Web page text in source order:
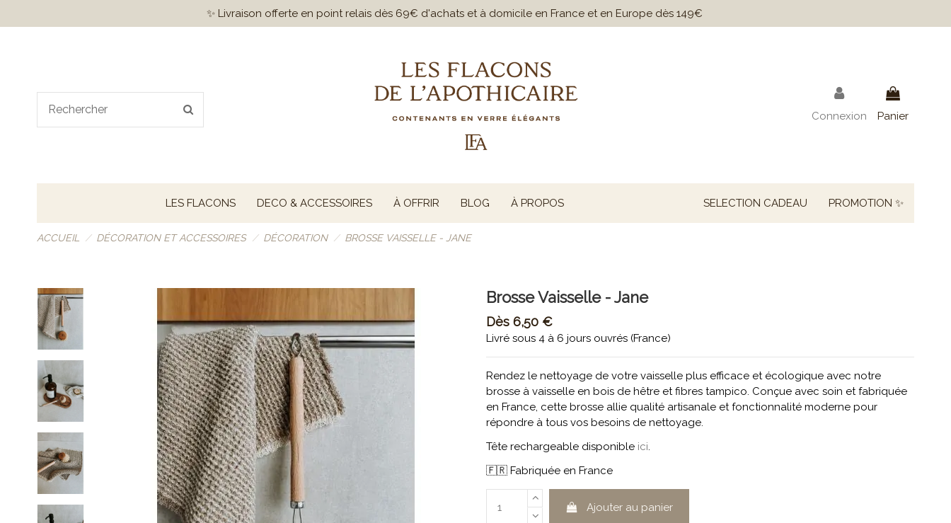
✨ Livraison offerte en point relais dès 69€ d'achats et à domicile en France et en Europe dès 149€
Connexion Panier
LES FLACONS DECO & ACCESSOIRES À OFFRIR PROMOTION ✨
BLOG À PROPOS SELECTION CADEAU
ACCUEIL DÉCORATION ET ACCESSOIRES DÉCORATION BROSSE VAISSELLE - JANE
Brosse Vaisselle - Jane
Dès 6,50 €
Livré sous 4 à 6 jours ouvrés (France)
Rendez le nettoyage de votre vaisselle plus efficace et écologique avec notre
brosse à vaisselle en bois de hêtre et fibres tampico. Conçue avec soin et fabriquée
en France, cette brosse allie qualité artisanale et fonctionnalité moderne pour
répondre à tous vos besoins de nettoyage.
Tête rechargeable disponible ici.
🇫🇷 Fabriquée en France
Ajouter au panier